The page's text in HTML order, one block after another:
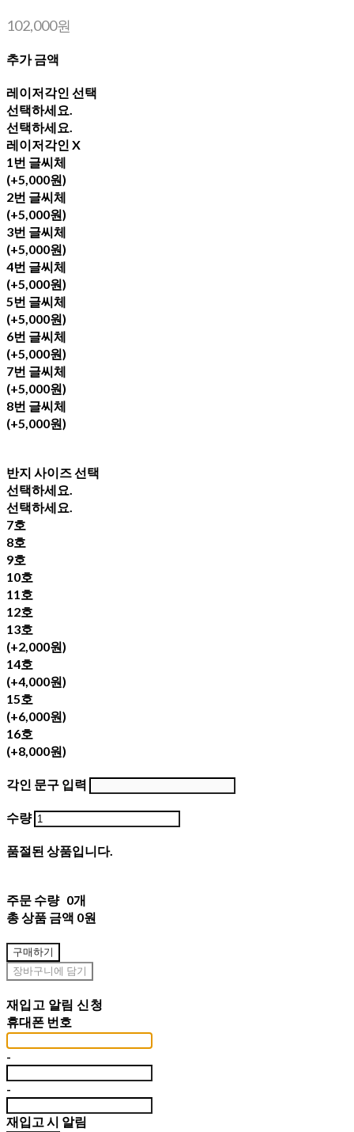
102,000원
추가 금액
레이저각인 선택
선택하세요.
선택하세요.
레이저각인 X
1번 글씨체
(+5,000원)
2번 글씨체
(+5,000원)
3번 글씨체
(+5,000원)
4번 글씨체
(+5,000원)
5번 글씨체
(+5,000원)
6번 글씨체
(+5,000원)
7번 글씨체
(+5,000원)
8번 글씨체
(+5,000원)
반지 사이즈 선택
선택하세요.
선택하세요.
7호
8호
9호
10호
11호
12호
13호
(+2,000원)
14호
(+4,000원)
15호
(+6,000원)
16호
(+8,000원)
각인 문구 입력
수량
품절된 상품입니다.
주문 수량 0개
총 상품 금액 0원
구매하기
장바구니에 담기
재입고 알림 신청
휴대폰 번호
-
-
재입고 시 알림